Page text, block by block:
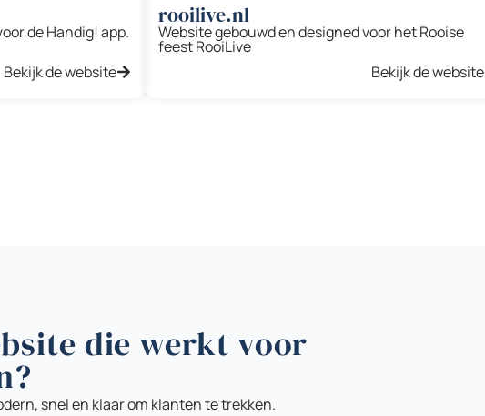
de Handig! app.
Bekijk de website
rooilive.nl
Website gebouwd en designed voor het Rooise
feest RooiLive
Bekijk de website
die werkt voor
snel en klaar om klanten te trekken.